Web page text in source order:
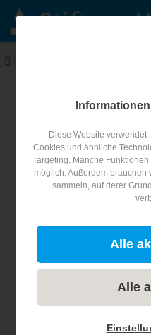
Artikel zum
Veranstaltungen
Diese Website verwendet
Cookies und ähnliche
Targeting. Manche
möglich. Außerdem brauchen
sammeln, auf derer
Alle
Alle